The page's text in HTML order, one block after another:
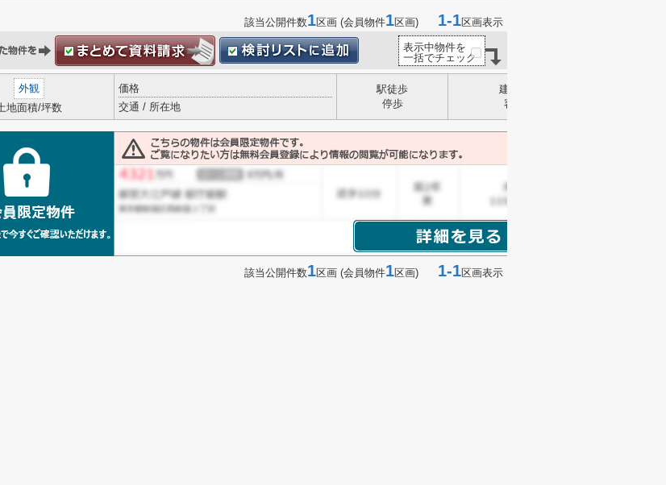
該当公開件数1区画 (会員物件1区画) 1-1区画表示
表示中物件を
一括でチェック
外観
地面積/坪数
価格
交通 / 所在地
駅徒歩
停歩
建ぺい率
容積率
該当公開件数1区画 (会員物件1区画) 1-1区画表示